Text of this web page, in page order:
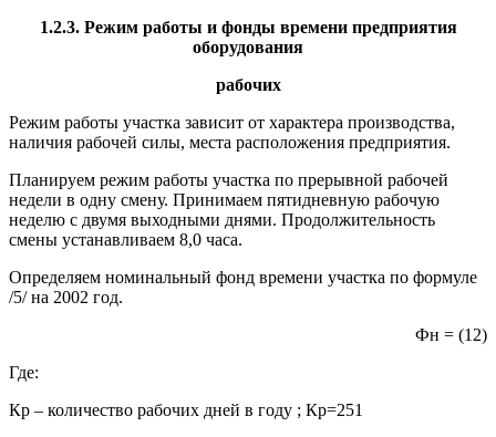
1.2.3. Режим работы и фонды времени предприятия
оборудования
рабочих
Режим работы участка зависит от характера производства,
наличия рабочей силы, места расположения предприятия.
Планируем режим работы участка по прерывной рабочей
недели в одну смену. Принимаем пятидневную рабочую
неделю с двумя выходными днями. Продолжительность
смены устанавливаем 8,0 часа.
Определяем номинальный фонд времени участка по формуле
/5/ на 2002 год.
Фн = (12)
Где:
Кр – количество рабочих дней в году ; Кр=251